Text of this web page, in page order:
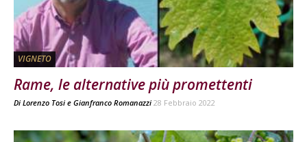
VIGNETO
Rame, le alternative più promettenti
Di Lorenzo Tosi e Gianfranco Romanazzi 28 Febbraio 2022